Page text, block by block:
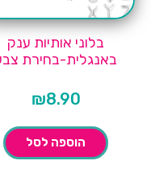
בלוני אותיות ענק
באנגלית-בחירת
₪8.90
הוספה לסל